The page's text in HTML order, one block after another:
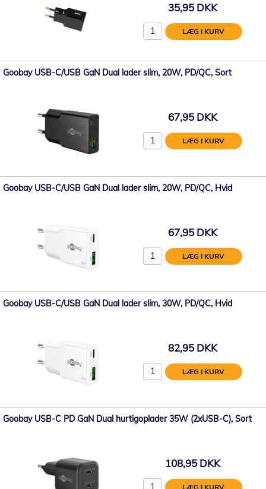
35,95 DKK
LÆG I KURV
Goobay USB-C/USB GaN Dual lader slim, 20W, PD/QC, Sort
67,95 DKK
LÆG I KURV
Goobay USB-C/USB GaN Dual lader slim, 20W, PD/QC, Hvid
67,95 DKK
LÆG I KURV
Goobay USB-C/USB GaN Dual lader slim, 30W, PD/QC, Hvid
82,95 DKK
LÆG I KURV
Goobay USB-C PD GaN Dual hurtigoplader 35W (2xUSB-C), Sort
108,95 DKK
LÆG I KURV